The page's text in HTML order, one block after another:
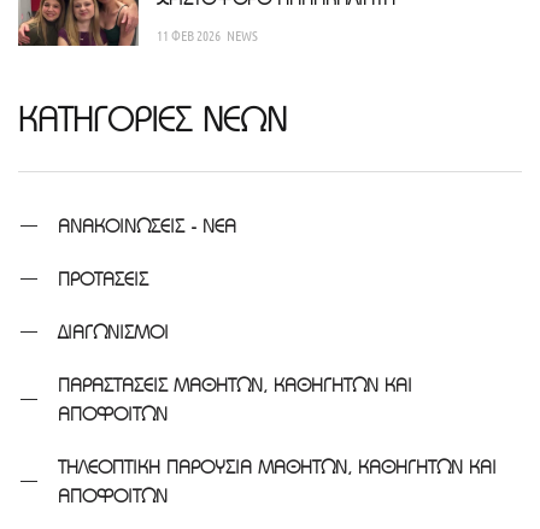
11 ΦΕΒ 2026 NEWS
ΚΑΤΗΓΟΡΙΕΣ ΝΕΩΝ
ΑΝΑΚΟΙΝΩΣΕΙΣ - ΝΕΑ
ΠΡΟΤΑΣΕΙΣ
ΔΙΑΓΩΝΙΣΜΟΙ
ΠΑΡΑΣΤΑΣΕΙΣ ΜΑΘΗΤΩΝ, ΚΑΘΗΓΗΤΩΝ ΚΑΙ
ΑΠΟΦΟΙΤΩΝ
ΤΗΛΕΟΠΤΙΚΗ ΠΑΡΟΥΣΙΑ ΜΑΘΗΤΩΝ, ΚΑΘΗΓΗΤΩΝ ΚΑΙ
ΑΠΟΦΟΙΤΩΝ